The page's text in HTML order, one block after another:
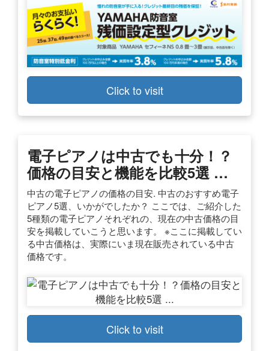
Click to visit
電子ピアノは中古でも十分！？
価格の目安と機能を比較5選 …
中古の電子ピアノの価格の目安. 中古のおすすめ電子
ピアノ5選、いかがでしたか？ ここでは、ご紹介した
5種類の電子ピアノそれぞれの、現在の中古価格の目
安を掲載していこうと思います。 ※ここに掲載してい
る中古価格は、実際にいま現在販売されている中古
価格です。
Click to visit